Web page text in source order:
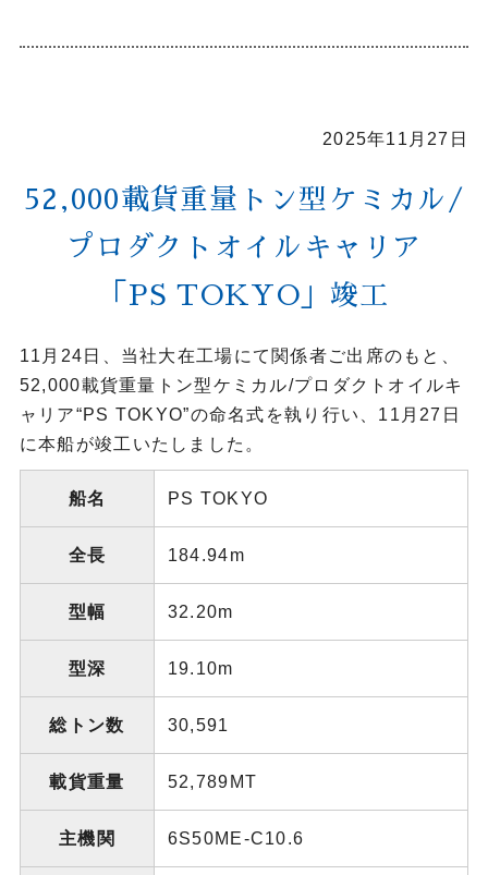
2025年11月27日
52,000載貨重量トン型ケミカル/
プロダクトオイルキャリア
「PS TOKYO」竣工
11月24日、当社大在工場にて関係者ご出席のもと、
52,000載貨重量トン型ケミカル/プロダクトオイルキ
ャリア“PS TOKYO”の命名式を執り行い、11月27日
に本船が竣工いたしました。
船名 PS TOKYO
全長 184.94m
型幅 32.20m
型深 19.10m
総トン数 30,591
載貨重量 52,789MT
主機関 6S50ME-C10.6